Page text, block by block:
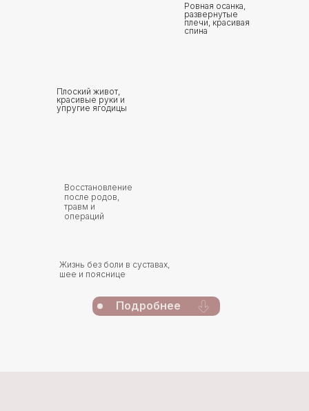
Ровная осанка,
развернутые
плечи, красивая
спина
Плоский живот,
красивые руки и
упругие ягодицы
Жизнь без боли в суставах,
шее и пояснице
Восстановление
после родов,
травм и
операций
Подробнее